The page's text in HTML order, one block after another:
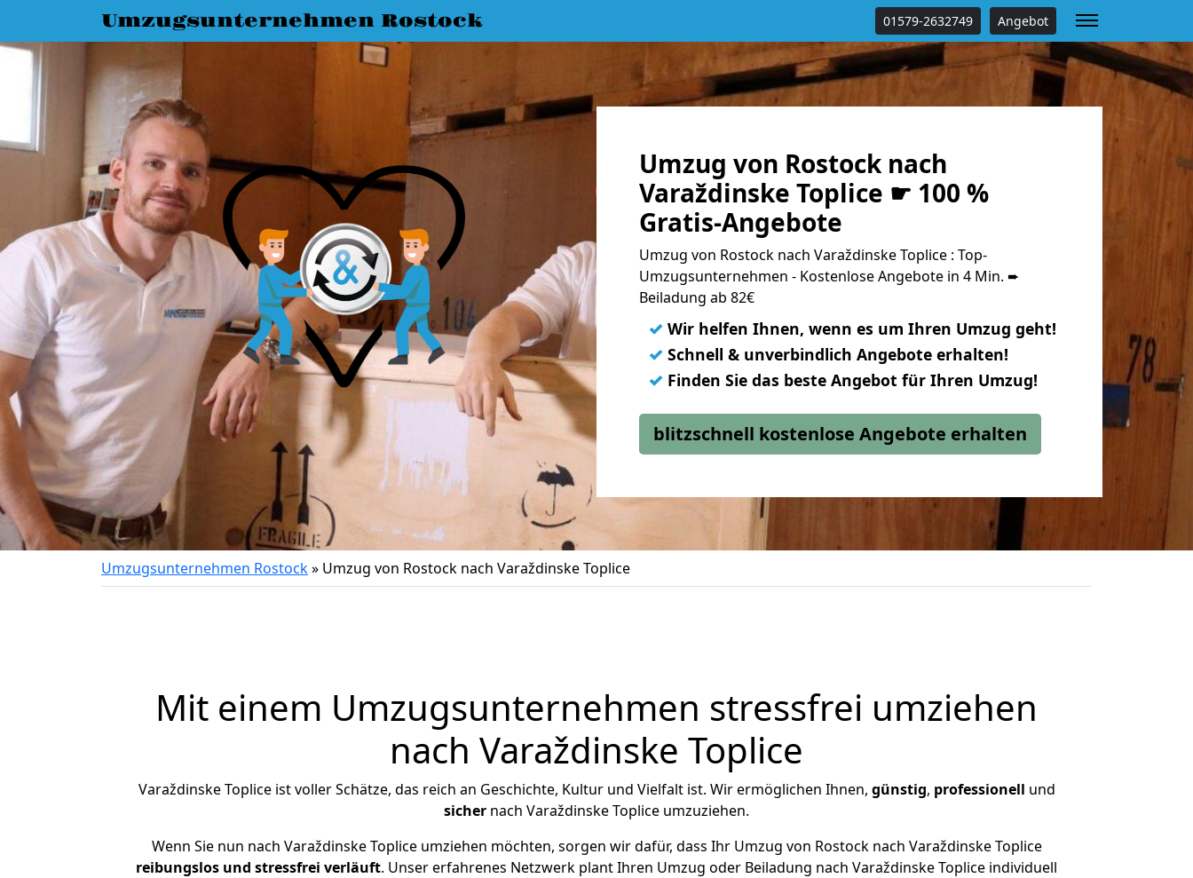
Umzugsunternehmen Rostock 01579-2632749 Angebot
Umzug von Rostock nach
Varaždinske Toplice ☛ 100 %
Gratis-Angebote
Umzug von Rostock nach Varaždinske Toplice : Top-
Umzugsunternehmen - Kostenlose Angebote in 4 Min. ➨
Beiladung ab 82€
✓ Wir helfen Ihnen, wenn es um Ihren Umzug geht!
✓ Schnell & unverbindlich Angebote erhalten!
✓ Finden Sie das beste Angebot für Ihren Umzug!
blitzschnell kostenlose Angebote erhalten
Umzugsunternehmen Rostock» Umzug von Rostock nach Varaždinske Toplice
Mit einem Umzugsunternehmen stressfrei umziehen
nach Varaždinske Toplice
Varaždinske Toplice ist voller Schätze, das reich an Geschichte, Kultur und Vielfalt ist. Wir ermöglichen Ihnen, günstig, professionell und
sicher nach Varaždinske Toplice umzuziehen.
Wenn Sie nun nach Varaždinske Toplice umziehen möchten, sorgen wir dafür, dass Ihr Umzug von Rostock nach Varaždinske Toplice
reibungslos und stressfrei verläuft. Unser erfahrenes Netzwerk plant Ihren Umzug oder Beiladung nach Varaždinske Toplice individuell